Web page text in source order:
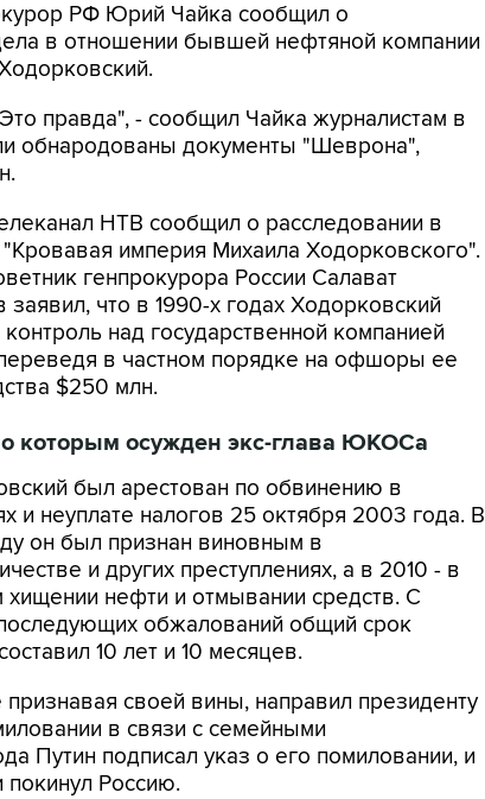
РФ Юрий Чайка сообщил о
в отношении бывшей нефтяной компании
правда", - сообщил Чайка журналистам в
обнародованы документы "Шеврона",
НТВ сообщил о расследовании в
"Кровавая империя Михаила Ходорковского".
генпрокурора России Салават
заявил, что в 1990-х годах Ходорковский
контроль над государственной компанией
в частном порядке на офшоры ее
$250 млн.
которым осужден экс-глава ЮКОСа
был арестован по обвинению в
и неуплате налогов 25 октября 2003 года. В
он был признан виновным в
и других преступлениях, а в 2010 - в
хищении нефти и отмывании средств. С
обжалований общий срок
10 лет и 10 месяцев.
своей вины, направил президенту
в связи с семейными
Путин подписал указ о его помиловании, и
Россию.